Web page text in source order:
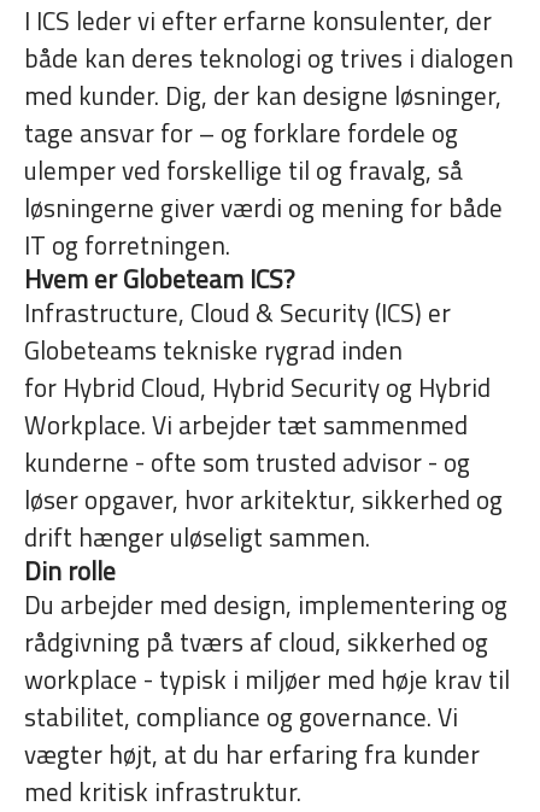
I ICS leder vi efter erfarne konsulenter, der
både kan deres teknologi og trives i dialogen
med kunder. Dig, der kan designe løsninger,
tage ansvar for – og forklare fordele og
ulemper ved forskellige til og fravalg, så
løsningerne giver værdi og mening for både
IT og forretningen.
Hvem er Globeteam ICS?
Infrastructure, Cloud & Security (ICS) er
Globeteams tekniske rygrad inden
for Hybrid Cloud, Hybrid Security og Hybrid
Workplace. Vi arbejder tæt sammenmed
kunderne - ofte som trusted advisor - og
løser opgaver, hvor arkitektur, sikkerhed og
drift hænger uløseligt sammen.
Din rolle
Du arbejder med design, implementering og
rådgivning på tværs af cloud, sikkerhed og
workplace - typisk i miljøer med høje krav til
stabilitet, compliance og governance. Vi
vægter højt, at du har erfaring fra kunder
med kritisk infrastruktur.